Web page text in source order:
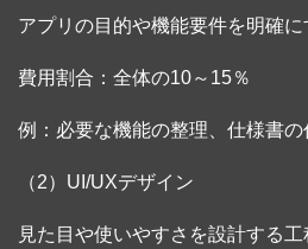
アプリの目的や機能要件を明確に
費用割合：全体の10～15％
例：必要な機能の整理、仕様書の
（2）UI/UXデザイン
見た目や使いやすさを設計する工